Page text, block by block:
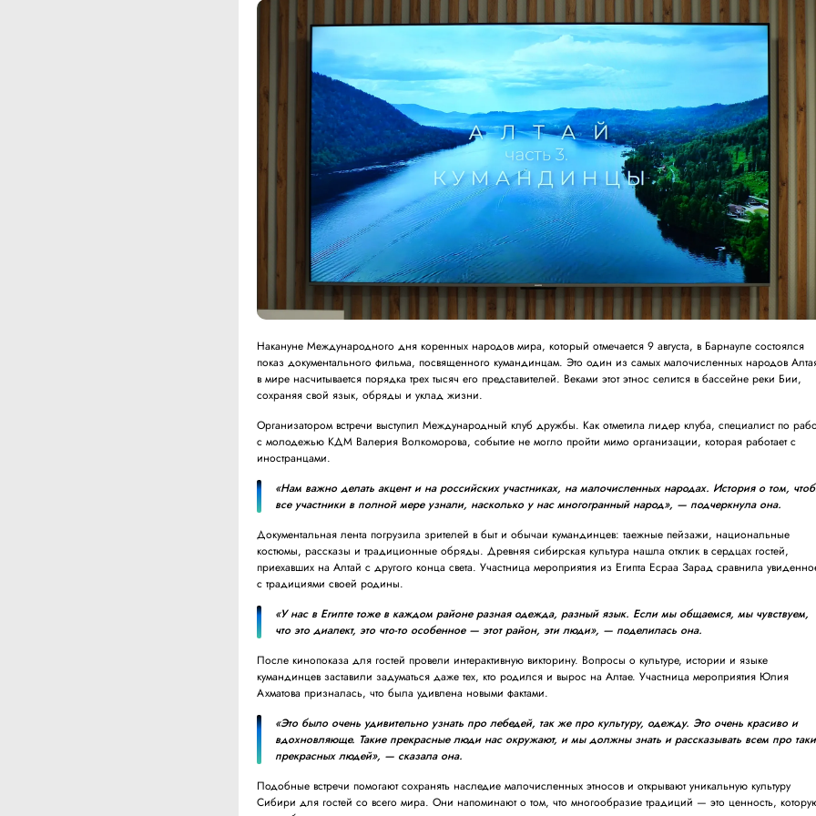
Накануне Международного дня коренных народов мира, который отмечается 9 августа, в Барнауле состоялся
показ документального фильма, посвященного кумандинцам. Это один из самых малочисленных народов
в мире насчитывается порядка трех тысяч его представителей. Веками этот этнос селится в бассейне реки Бии,
сохраняя свой язык, обряды и уклад жизни.
Организатором встречи выступил Международный клуб дружбы. Как отметила лидер клуба, специалист по
с молодежью КДМ Валерия Волкоморова, событие не могло пройти мимо организации, которая работает с
иностранцами.
«Нам важно делать акцент и на российских участниках, на малочисленных народах. История о том,
все участники в полной мере узнали, насколько у нас многогранный народ», — подчеркнула она.
Документальная лента погрузила зрителей в быт и обычаи кумандинцев: таежные пейзажи, национальные
костюмы, рассказы и традиционные обряды. Древняя сибирская культура нашла отклик в сердцах гостей,
приехавших на Алтай с другого конца света. Участница мероприятия из Египта Есраа Зарад сравнила
с традициями своей родины.
«У нас в Египте тоже в каждом районе разная одежда, разный язык. Если мы общаемся, мы чувствуем,
что это диалект, это что-то особенное — этот район, эти люди», — поделилась она.
После кинопоказа для гостей провели интерактивную викторину. Вопросы о культуре, истории и языке
кумандинцев заставили задуматься даже тех, кто родился и вырос на Алтае. Участница мероприятия Юлия
Ахматова призналась, что была удивлена новыми фактами.
«Это было очень удивительно узнать про лебедей, так же про культуру, одежду. Это очень красиво и
вдохновляюще. Такие прекрасные люди нас окружают, и мы должны знать и рассказывать всем про
прекрасных людей», — сказала она.
Подобные встречи помогают сохранять наследие малочисленных этносов и открывают уникальную культуру
Сибири для гостей со всего мира. Они напоминают о том, что многообразие традиций — это ценность,